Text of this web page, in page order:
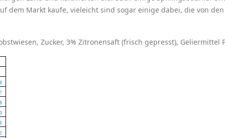
dem Markt kaufe, vieleicht sind sogar einige dabei, die von
Zucker, 3% Zitronensaft (frisch gepresst), Geliermittel